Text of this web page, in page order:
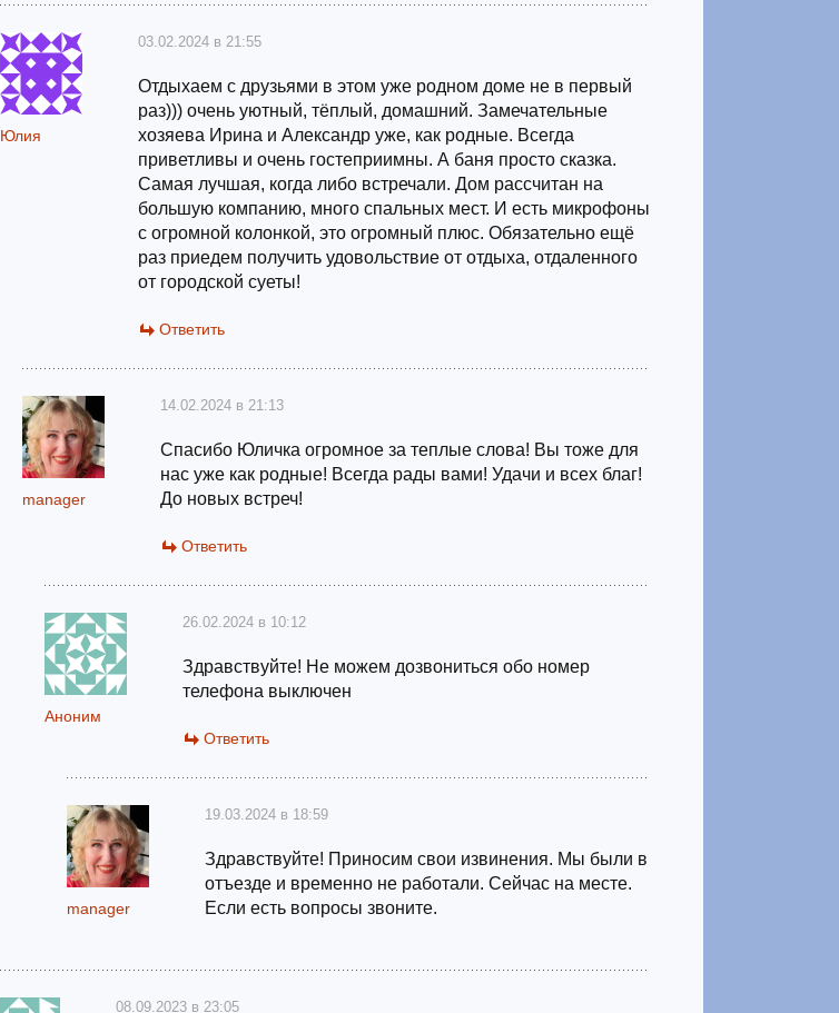
Юлия
03.02.2024 в 21:55
Отдыхаем с друзьями в этом уже родном доме не в первый
раз))) очень уютный, тёплый, домашний. Замечательные
хозяева Ирина и Александр уже, как родные. Всегда
приветливы и очень гостеприимны. А баня просто сказка.
Самая лучшая, когда либо встречали. Дом рассчитан на
большую компанию, много спальных мест. И есть микрофоны
с огромной колонкой, это огромный плюс. Обязательно ещё
раз приедем получить удовольствие от отдыха, отдаленного
от городской суеты!
Ответить
manager
14.02.2024 в 21:13
Спасибо Юличка огромное за теплые слова! Вы тоже для
нас уже как родные! Всегда рады вами! Удачи и всех благ!
До новых встреч!
Ответить
Аноним
26.02.2024 в 10:12
Здравствуйте! Не можем дозвониться обо номер
телефона выключен
Ответить
manager
19.03.2024 в 18:59
Здравствуйте! Приносим свои извинения. Мы были в
отъезде и временно не работали. Сейчас на месте.
Если есть вопросы звоните.
08.09.2023 в 23:05